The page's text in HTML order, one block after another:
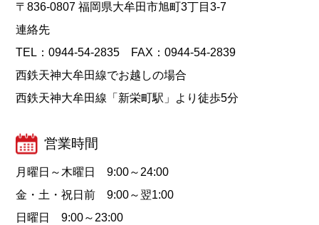
〒836-0807 福岡県大牟田市旭町3丁目3-7
連絡先
TEL：0944-54-2835 FAX：0944-54-2839
西鉄天神大牟田線でお越しの場合
西鉄天神大牟田線「新栄町駅」より徒歩5分
営業時間
月曜日～木曜日 9:00～24:00
金・土・祝日前 9:00～翌1:00
日曜日 9:00～23:00